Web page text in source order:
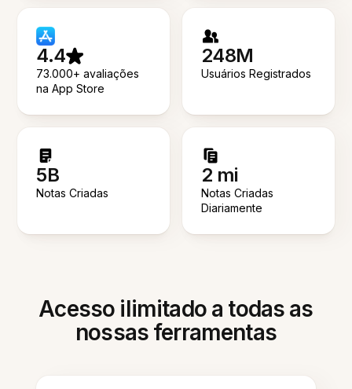
4.4
73.000+ avaliações
na App Store
248M
Usuários Registrados
5B
Notas Criadas
2 mi
Notas Criadas
Diariamente
Acesso ilimitado a todas as
nossas ferramentas